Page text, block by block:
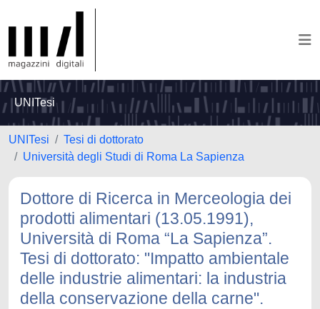
UNITesi
UNITesi
Tesi di dottorato
Università degli Studi di Roma La Sapienza
Dottore di Ricerca in Merceologia dei
prodotti alimentari (13.05.1991),
Università di Roma “La Sapienza”.
Tesi di dottorato: "Impatto ambientale
delle industrie alimentari: la industria
della conservazione della carne".